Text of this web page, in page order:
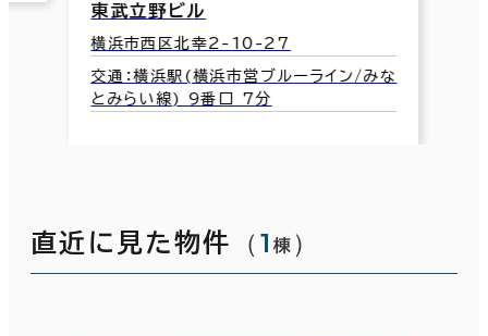
東武立野ビル
横浜市西区北幸2-10-27
交通：横浜駅(横浜市営ブルーライン/みな
とみらい線) 9番口 7分
直近に見た物件 （1 棟 ）